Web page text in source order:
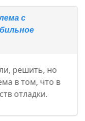
с
решить, но
в том, что в
отладки.